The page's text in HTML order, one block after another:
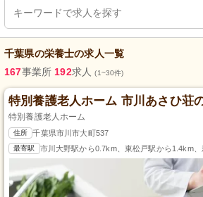
千葉県の栄養士の求人一覧
167事業所 192求人(1~30件)
特別養護老人ホーム 市川あさひ荘
特別養護老人ホーム
住所 千葉県市川市大町537
最寄駅 市川大野駅から0.7km、東松戸駅から1.4km